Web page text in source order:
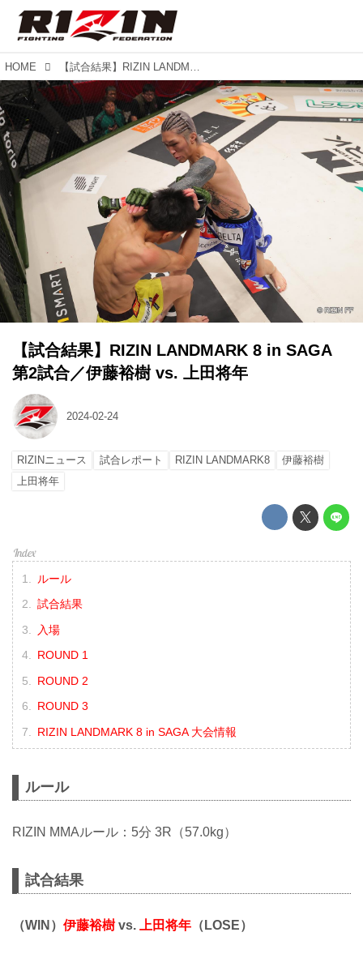
HOME 【試合結果】RIZIN LANDMARK 8 in SAGA 第2試合／伊藤裕樹 vs. 上田将年
【試合結果】RIZIN LANDMARK 8 in SAGA
第2試合／伊藤裕樹 vs. 上田将年
2024-02-24
RIZINニュース 試合レポート RIZIN LANDMARK8
伊藤裕樹
上田将年
ルール
試合結果
入場
ROUND 1
ROUND 2
ROUND 3
RIZIN LANDMARK 8 in SAGA 大会情報
ルール
RIZIN MMAルール：5分 3R（57.0kg）
試合結果
（WIN） 伊藤裕樹 vs. 上田将年 （LOSE）